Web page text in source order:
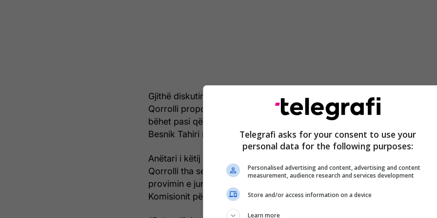
Gjithë diskutimi nisi kur deputeti i Lëvizjes Vetëvendosje, Vigan
Qorrolli propozoi që pikë të futet në rend dite, por kjo nuk arriti të
bëhet pasi që deputeti i PDK-së, Përparim Grua dhe ai i AAK-së,
Besnik Tahiri nuk morën pjesë në votim.
Anëtari i këtij Komisioni nga radhët e Lëvizjes Vetëvendosje, Vigan
Qorrolli tha se bazuar në atë se Komisioni ka dështuar të mbaj
provimin e jurispudencës ka ardhur deri tek vendimi që përbërja e
Komisionit për Provimin e Jurispudencës duhet të ndryshohet.
Telegrafi asks for your consent to use your
personal data for the following purposes:
Personalised advertising and content, advertising and content
measurement, audience research and services development
Store and/or access information on a device
Learn more